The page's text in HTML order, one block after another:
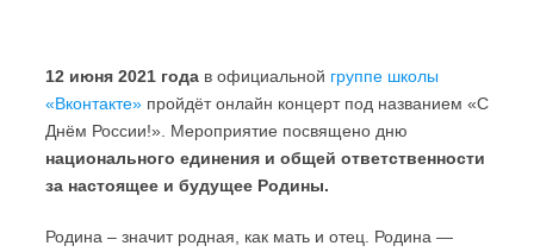
12 июня 2021 года в официальной группе школы
«Вконтакте» пройдёт онлайн концерт под названием «С
Днём России!». Мероприятие посвящено дню
национального единения и общей ответственности
за настоящее и будущее Родины.
Родина – значит родная, как мать и отец. Родина —